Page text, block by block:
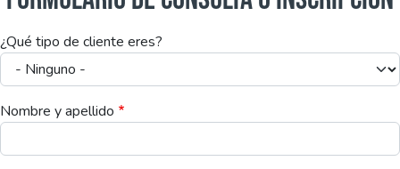
¿Qué tipo de cliente eres?
Nombre y apellido